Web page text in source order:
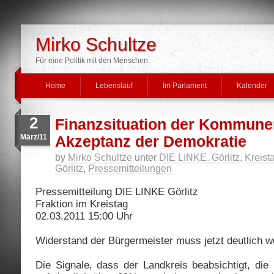
Mirko Schultze
Für eine Politik mit den Menschen.
Home Lebenslauf Im Parlament Kalender
2
März/11
Finanzsituation der
Akzeptanz der Demokratie
by Mirko Schultze unter DIE LINKE. Görlitz,
Görlitz, Pressemitteilungen
Pressemitteilung DIE LINKE Görlitz
Fraktion im Kreistag
02.03.2011 15:00 Uhr
Widerstand der Bürgermeister muss jetzt deutlich
Die Signale, dass der Landkreis beabsichtigt, die